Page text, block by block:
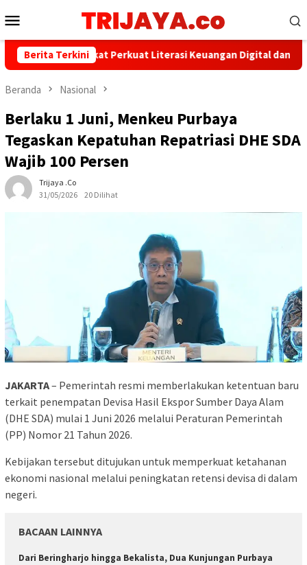
ke
Mobile
Berita Terkini
AFPI Sepakat Perkuat Literasi Keuangan Digital dan Bijak
Beranda Nasional
Berlaku 1 Juni, Menkeu Purbaya
Tegaskan Kepatuhan Repatriasi DHE SDA
Wajib 100 Persen
Trijaya .co
31/05/2026
20 Dilihat
JAKARTA– Pemerintah resmi memberlakukan ketentuan baru
terkait penempatan Devisa Hasil Ekspor Sumber Daya Alam
(DHE SDA) mulai 1 Juni 2026 melalui Peraturan Pemerintah
(PP) Nomor 21 Tahun 2026.
Kebijakan tersebut ditujukan untuk memperkuat ketahanan
ekonomi nasional melalui peningkatan retensi devisa di dalam
negeri.
BACAAN LAINNYA
Dari Beringharjo hingga Bekalista, Dua Kunjungan Purbaya